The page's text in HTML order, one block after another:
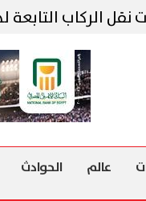
التابعة لها
عالم الحوادث